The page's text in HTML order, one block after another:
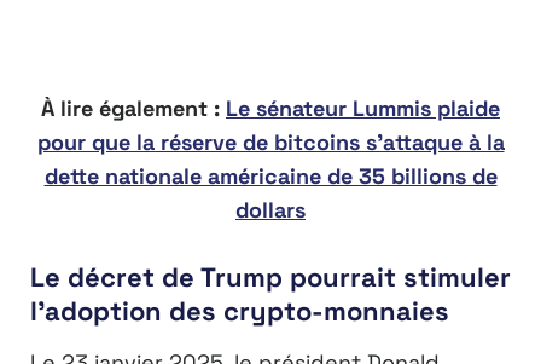
À lire également : Le sénateur Lummis plaide
pour que la réserve de bitcoins s’attaque à la
dette nationale américaine de 35 billions de
dollars
Le décret de Trump pourrait stimuler
l’adoption des crypto-monnaies